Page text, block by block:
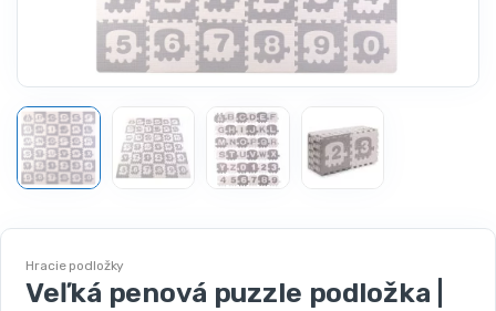
Hracie podložky
Veľká penová puzzle podložka |